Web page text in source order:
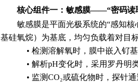
核心组件一：敏感膜——“密码读
敏感膜是平面光极系统的“感知
基硅氧烷）为基底，均匀负载着对目
• 检测溶解氧时，膜中嵌入钌
• 解析pH变化时，采用罗丹明
• 监测CO₂或硫化物时，探针